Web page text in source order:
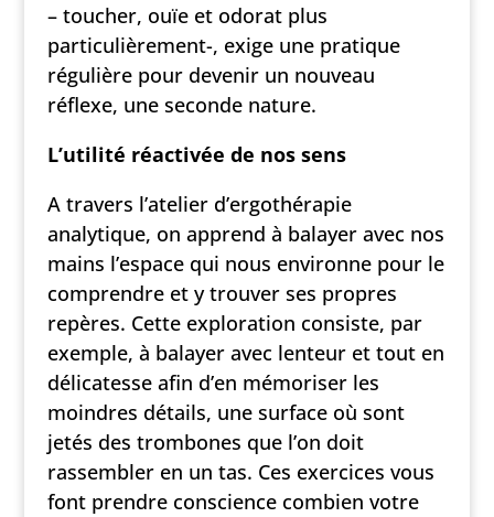
– toucher, ouïe et odorat plus
particulièrement-, exige une pratique
régulière pour devenir un nouveau
réflexe, une seconde nature.
L’utilité réactivée de nos sens
A travers l’atelier d’ergothérapie
analytique, on apprend à balayer avec nos
mains l’espace qui nous environne pour le
comprendre et y trouver ses propres
repères. Cette exploration consiste, par
exemple, à balayer avec lenteur et tout en
délicatesse afin d’en mémoriser les
moindres détails, une surface où sont
jetés des trombones que l’on doit
rassembler en un tas. Ces exercices vous
font prendre conscience combien votre